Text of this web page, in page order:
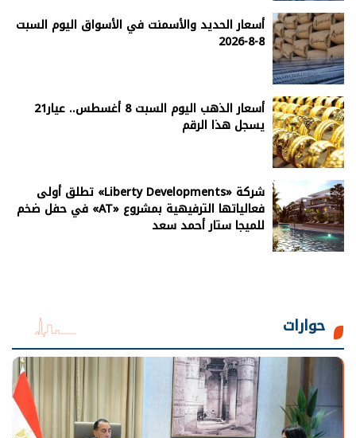
أسعار الحديد والأسمنت في الأسواق اليوم السبت
8-8-2026
أسعار الذهب اليوم السبت 8 أغسطس.. عيار21
يسجل هذا الرقم
شركة «Liberty Developments» تطلق أولى
فعالياتها الترفيهية بمشروع «AT» في حفل ضخم
للميجا ستار أحمد سعد
حوارات